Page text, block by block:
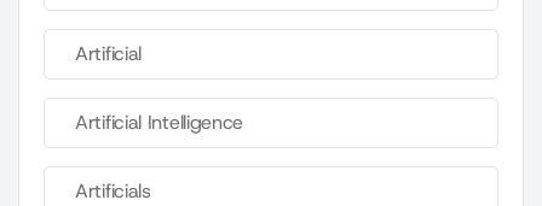
Artificial
Artificial Intelligence
Artificials